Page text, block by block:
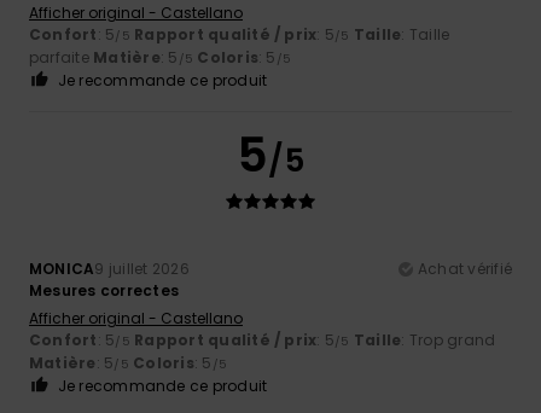
Afficher original - Castellano
Confort: 5/5 Rapport qualité / prix: 5/5 Taille: Taille
parfaite Matière: 5 /5 Coloris: 5 /5
Je recommande ce produit
5/5
MONICA9 juillet 2026
Achat vérifié
Mesures correctes
Afficher original - Castellano
Confort: 5/5 Rapport qualité / prix: 5/5 Taille: Trop grand
Matière: 5/5 Coloris: 5 /5
Je recommande ce produit